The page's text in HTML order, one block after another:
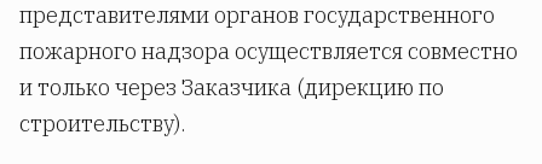
представителями органов государственного
пожарного надзора осуществляется совместно
и только через Заказчика (дирекцию по
строительству).